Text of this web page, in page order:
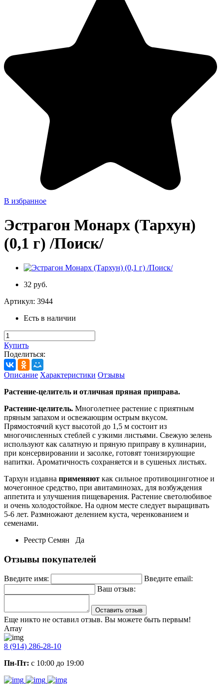
В избранное
Эстрагон Монарх (Тархун)
(0,1 г) /Поиск/
32 руб.
Артикул: 3944
Есть в наличии
Купить
Поделиться:
Описание Характеристики Отзывы
Растение-целитель и отличная пряная приправа.
Растение-целитель. Многолетнее растение с приятным
пряным запахом и освежающим острым вкусом.
Прямостоячий куст высотой до 1,5 м состоит из
многочисленных стеблей с узкими листьями. Свежую зелень
используют как салатную и пряную приправу в кулинарии,
при консервировании и засолке, готовят тонизирующие
напитки. Ароматичность сохраняется и в сушеных листьях.
Тархун издавна применяют как сильное противоцинготное и
мочегонное средство, при авитаминозах, для возбуждения
аппетита и улучшения пищеварения. Растение светолюбивое
и очень холодостойкое. На одном месте следует выращивать
5-6 лет. Размножают делением куста, черенкованием и
семенами.
Реестр Семян
Да
Отзывы покупателей
Введите имя:
Введите email:
Ваш отзыв:
Оставить отзыв
Еще никто не оставил отзыв. Вы можете быть первым!
Array
8 (914) 286-28-10
Пн-Пт: с 10:00 до 19:00